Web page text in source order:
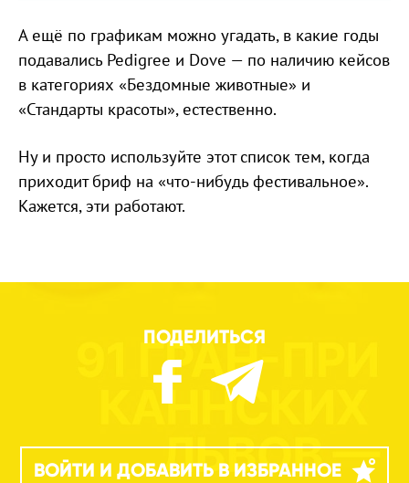
А ещё по графикам можно угадать, в какие годы
подавались Pedigree и Dove — по наличию кейсов
в категориях «Бездомные животные» и
«Стандарты красоты», естественно.
Ну и просто используйте этот список тем, когда
приходит бриф на «что-нибудь фестивальное».
Кажется, эти работают.
ПОДЕЛИТЬСЯ
ВОЙТИ И ДОБАВИТЬ В ИЗБРАННОЕ